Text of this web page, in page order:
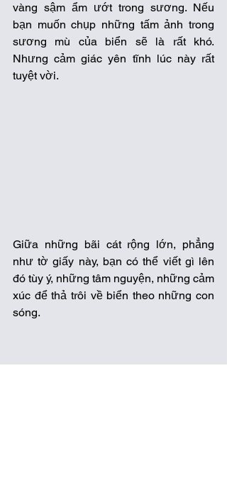
vàng sậm ẩm ướt trong sương. Nếu
bạn muốn chụp những tấm ảnh trong
sương mù của biển sẽ là rất khó.
Nhưng cảm giác yên tĩnh lúc này rất
tuyệt vời.
Giữa những bãi cát rộng lớn, phẳng
như tờ giấy này, bạn có thể viết gì lên
đó tùy ý, những tâm nguyện, những cảm
xúc để thả trôi về biển theo những con
sóng.